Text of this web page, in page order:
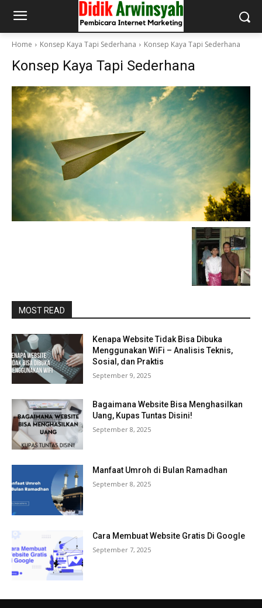
Home Konsep Kaya Tapi Sederhana Konsep Kaya Tapi Sederhana
Konsep Kaya Tapi Sederhana
MOST READ
Kenapa Website Tidak Bisa Dibuka
Menggunakan WiFi – Analisis Teknis,
Sosial, dan Praktis
September 9, 2025
Bagaimana Website Bisa Menghasilkan
Uang, Kupas Tuntas Disini!
September 8, 2025
Manfaat Umroh di Bulan Ramadhan
September 8, 2025
Cara Membuat Website Gratis Di Google
September 7, 2025